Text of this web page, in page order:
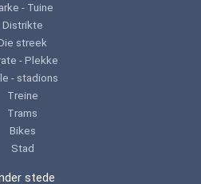
- Tuine
Distrikte
streek
- Plekke
- stadions
Treine
Trams
Bikes
Stad
stede